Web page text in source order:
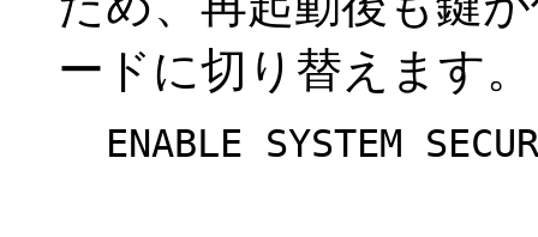
ードに切り替えます。
ENABLE SYSTEM